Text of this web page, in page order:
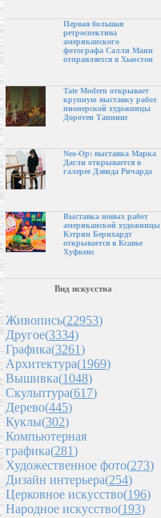
Первая большая
ретроспектива
американского
фотографа Салли Манн
отправляется в Хьюстон
Tate Modern открывает
крупную выставку работ
пионерской художницы
Доротеи Таннинг
Neo-Op: выставка Марка
Дагли открывается в
галерее Дэвида Ричарда
Выставка новых работ
американской художницы
Кэтрин Бернхардт
открывается в Ксавье
Хуфкенс
Вид искусства
Живопись(22953)
Другое(3334)
Графика(3261)
Архитектура(1969)
Вышивка(1048)
Скульптура(617)
Дерево(445)
Куклы(302)
Компьютерная
графика(281)
Художественное фото(273)
Дизайн интерьера(254)
Церковное искусство(196)
Народное искусство(193)